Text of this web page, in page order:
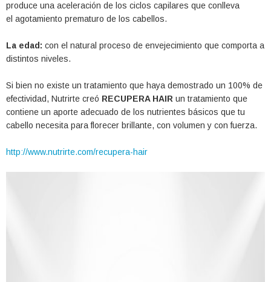
produce una aceleración de los ciclos capilares que conlleva
el agotamiento prematuro de los cabellos.
La edad: con el natural proceso de envejecimiento que comporta a
distintos niveles.
Si bien no existe un tratamiento que haya demostrado un 100% de
efectividad, Nutrirte creó RECUPERA HAIR un tratamiento que
contiene un aporte adecuado de los nutrientes básicos que tu
cabello necesita para florecer brillante, con volumen y con fuerza.
http://www.nutrirte.com/recupera-hair